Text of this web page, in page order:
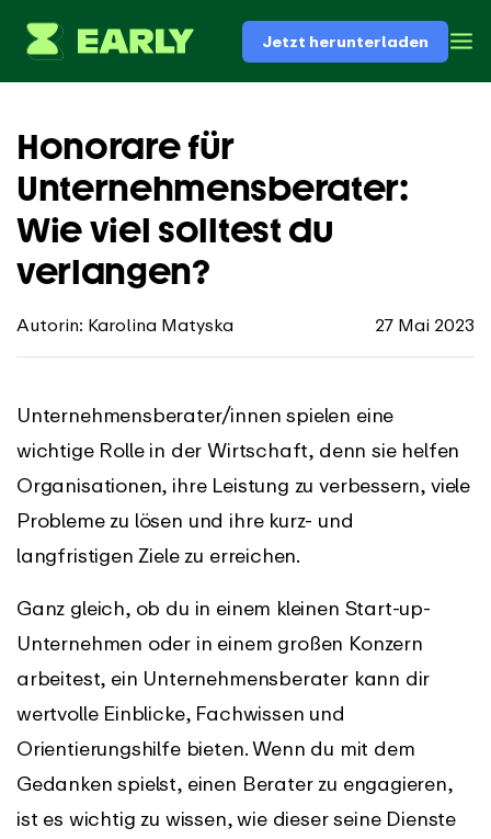
Jetzt herunterladen
Honorare für
Unternehmensberater:
Wie viel solltest du
verlangen?
Autorin: Karolina Matyska 27 Mai 2023
Unternehmensberater/innen spielen eine
wichtige Rolle in der Wirtschaft, denn sie helfen
Organisationen, ihre Leistung zu verbessern, viele
Probleme zu lösen und ihre kurz- und
langfristigen Ziele zu erreichen.
Ganz gleich, ob du in einem kleinen Start-up-
Unternehmen oder in einem großen Konzern
arbeitest, ein Unternehmensberater kann dir
wertvolle Einblicke, Fachwissen und
Orientierungshilfe bieten. Wenn du mit dem
Gedanken spielst, einen Berater zu engagieren,
ist es wichtig zu wissen, wie dieser seine Dienste